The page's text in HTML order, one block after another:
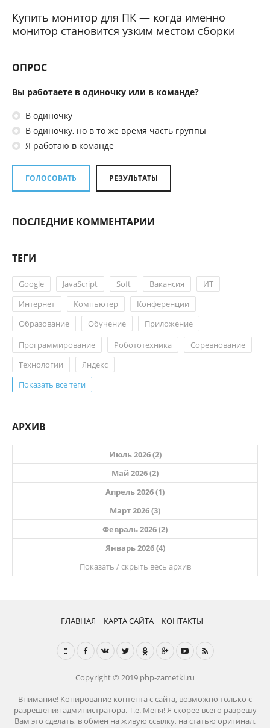
Купить монитор для ПК — когда именно
монитор становится узким местом сборки
ОПРОС
Вы работаете в одиночку или в команде?
В одиночку
В одиночку, но в то же время часть группы
Я работаю в команде
ГОЛОСОВАТЬ РЕЗУЛЬТАТЫ
ПОСЛЕДНИЕ КОММЕНТАРИИ
ТЕГИ
Google JavaScript Soft Вакансия
ИТ
Интернет
Компьютер
Конференции
Образование
Обучение
Приложение
Программирование
Робототехника
Соревнование
Технологии
Яндекс
Показать все теги
АРХИВ
Июль 2026 (2)
Май 2026 (2)
Апрель 2026 (1)
Март 2026 (3)
Февраль 2026 (2)
Январь 2026 (4)
Показать / скрыть весь архив
ГЛАВНАЯ КАРТА САЙТА КОНТАКТЫ
Copyright © 2019 php-zametki.ru
Внимание! Копирование контента с сайта, возможно только с
разрешения администратора. Т.е. Меня! Я скорее всего разрешу
Вам это сделать, в обмен на живую ссылку, на статью оригинал.